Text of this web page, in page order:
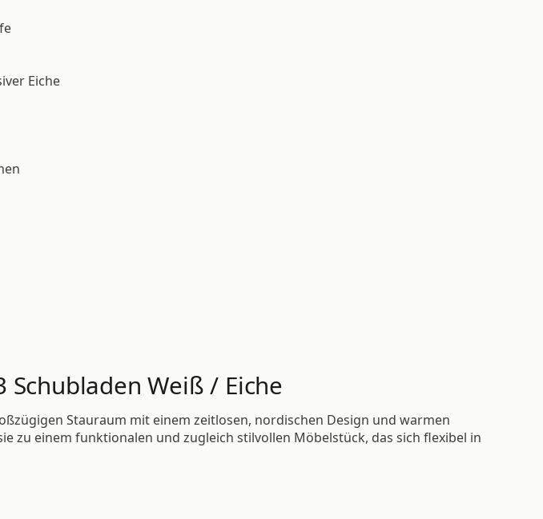
Eiche
Weiß / Eiche
Stauraum mit einem zeitlosen, nordischen Design und warmen
zu einem funktionalen und zugleich stilvollen Möbelstück, das sich flexibel in